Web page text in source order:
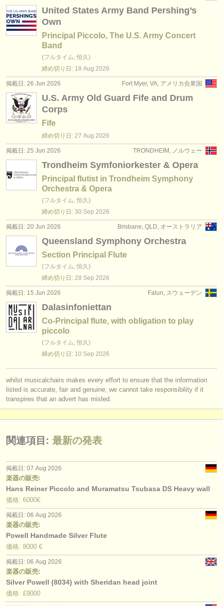
United States Army Band Pershing’s
Own
Principal Piccolo, The U.S. Army Concert
Band
(フルタイム, 恒久)
締め切り日: 18 Aug 2026
Fort Myer, VA, アメリカ合衆国
掲載日: 26 Jun 2026
U.S. Army Old Guard Fife and Drum
Corps
Fife
締め切り日: 27 Aug 2026
TRONDHEIM, ノルウェー
掲載日: 25 Jun 2026
Trondheim Symfoniorkester & Opera
Principal flutist in Trondheim Symphony
Orchestra & Opera
(フルタイム, 恒久)
締め切り日: 30 Sep 2026
Brisbane, QLD, オーストラリア
掲載日: 20 Jun 2026
Queensland Symphony Orchestra
Section Principal Flute
(フルタイム, 恒久)
締め切り日: 28 Sep 2026
Falun, スウェーデン
掲載日: 15 Jun 2026
Dalasinfoniettan
Co-Principal flute, with obligation to play
piccolo
(フルタイム, 恒久)
締め切り日: 10 Sep 2026
whilst musicalchairs makes every effort to ensure that the information
listed is accurate, fair and genuine, we cannot take responsibility if it
transpires that an advert has misled.
関連項目: 最新の発表
掲載日: 07 Aug 2026
楽器の販売:
Hans Reiner Piccolo and Muramatsu Tsubasa DS Heavy wall
価格: 6000€
掲載日: 06 Aug 2026
楽器の販売:
Powell Handmade Silver Flute
価格: 8000 €
掲載日: 06 Aug 2026
楽器の販売:
Silver Powell (8034) with Sheridan head joint
価格: £9000